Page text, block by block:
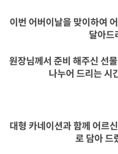
이번 어버이날을 맞이하여
달아드
원장님께서 준비 해주신 선
나누어 드리는 시
대형 카네이션과 함께 어르
로 담아 드